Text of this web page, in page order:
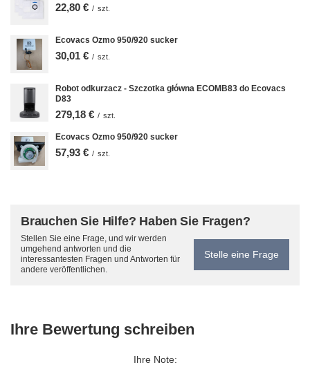
22,80 € / szt.
Ecovacs Ozmo 950/920 sucker
30,01 € / szt.
Robot odkurzacz - Szczotka główna ECOMB83 do Ecovacs
D83
279,18 € / szt.
Ecovacs Ozmo 950/920 sucker
57,93 € / szt.
Brauchen Sie Hilfe? Haben Sie Fragen?
Stellen Sie eine Frage, und wir werden
umgehend antworten und die
interessantesten Fragen und Antworten für
andere veröffentlichen.
Stelle eine Frage
Ihre Bewertung schreiben
Ihre Note: